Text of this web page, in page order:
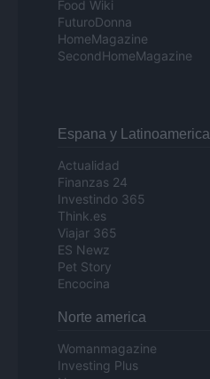
Food Wiki
FuturoDonna
HomeMagazine
SecondHomeMagazine
Espana y Latinoamerica
Actualidad
Finanzas 24
Investindo 365
Think.es
Viajar 365
ES Newz
Pet Story
Encocina
Norte america
Womanmagazine
Investing Plus